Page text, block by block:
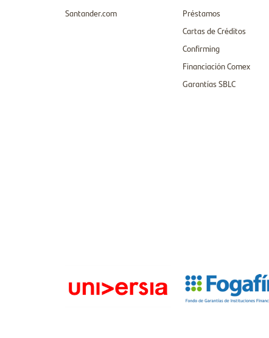
Santander.com
Préstamos
Cartas de Créditos
Confirming
Financiación Comex
Garantías SBLC